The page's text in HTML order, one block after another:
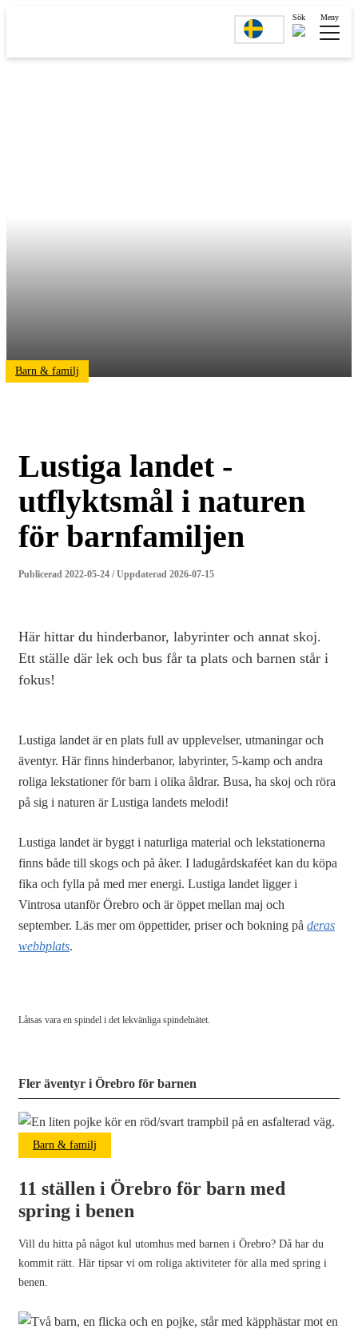
Sök Meny
Barn & familj
Lustiga landet -
utflyktsmål i naturen
för barnfamiljen
Publicerad 2022-05-24 / Uppdaterad 2026-07-15
Här hittar du hinderbanor, labyrinter och annat skoj.
Ett ställe där lek och bus får ta plats och barnen står i
fokus!
Lustiga landet är en plats full av upplevelser, utmaningar och
äventyr. Här finns hinderbanor, labyrinter, 5-kamp och andra
roliga lekstationer för barn i olika åldrar. Busa, ha skoj och röra
på sig i naturen är Lustiga landets melodi!
Lustiga landet är byggt i naturliga material och lekstationerna
finns både till skogs och på åker. I ladugårdskaféet kan du köpa
fika och fylla på med mer energi. Lustiga landet ligger i
Vintrosa utanför Örebro och är öppet mellan maj och
september. Läs mer om öppettider, priser och bokning på deras
webbplats.
Låtsas vara en spindel i det lekvänliga spindelnätet.
Fler äventyr i Örebro för barnen
Barn & familj
11 ställen i Örebro för barn med
spring i benen
Vill du hitta på något kul utomhus med barnen i Örebro? Då har du
kommit rätt. Här tipsar vi om roliga aktiviteter för alla med spring i
benen.